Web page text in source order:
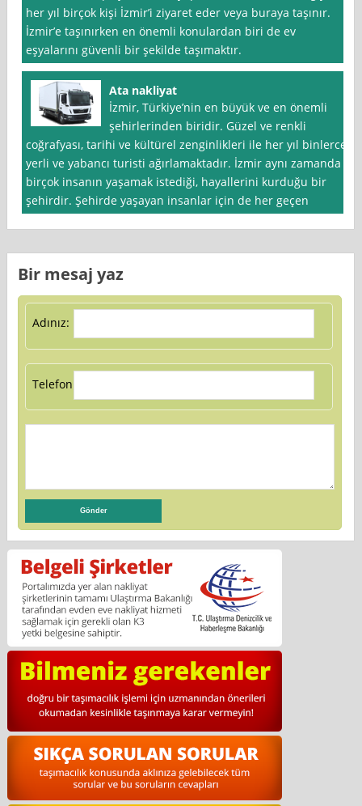
her yıl birçok kişi İzmir’i ziyaret eder veya buraya taşınır.
İzmir’e taşınırken en önemli konulardan biri de ev
eşyalarını güvenli bir şekilde taşımaktır.
Ata nakliyat
İzmir, Türkiye’nin en büyük ve en önemli
şehirlerinden biridir. Güzel ve renkli
coğrafyası, tarihi ve kültürel zenginlikleri ile her yıl binlerce
yerli ve yabancı turisti ağırlamaktadır. İzmir aynı zamanda
birçok insanın yaşamak istediği, hayallerini kurduğu bir
şehirdir. Şehirde yaşayan insanlar için de her geçen
Bir mesaj yaz
Adınız:
Telefon: